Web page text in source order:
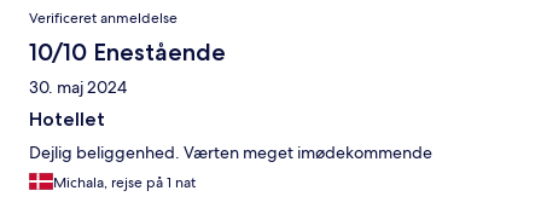
Verificeret anmeldelse
10/10 Enestående
30. maj 2024
Hotellet
Dejlig beliggenhed. Værten meget imødekommende
Michala, rejse på 1 nat